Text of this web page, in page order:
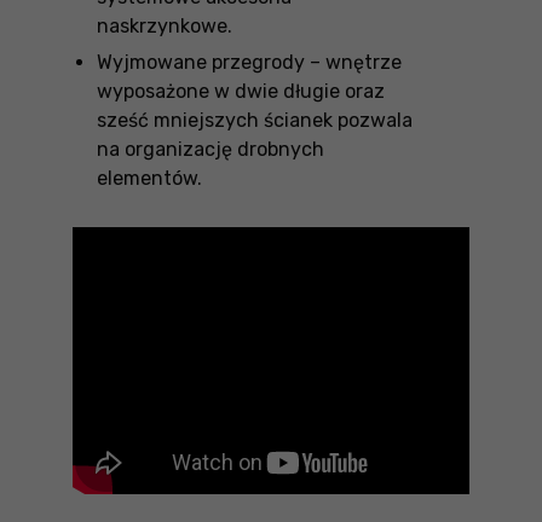
naskrzynkowe.
Wyjmowane przegrody – wnętrze
wyposażone w dwie długie oraz
sześć mniejszych ścianek pozwala
na organizację drobnych
elementów.